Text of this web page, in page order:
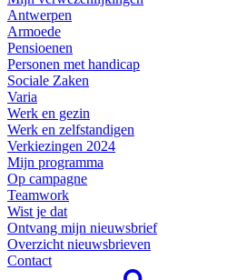
Antwerpen
Armoede
Pensioenen
Personen met handicap
Sociale Zaken
Varia
Werk en gezin
Werk en zelfstandigen
Verkiezingen 2024
Mijn programma
Op campagne
Teamwork
Wist je dat
Ontvang mijn nieuwsbrief
Overzicht nieuwsbrieven
Contact